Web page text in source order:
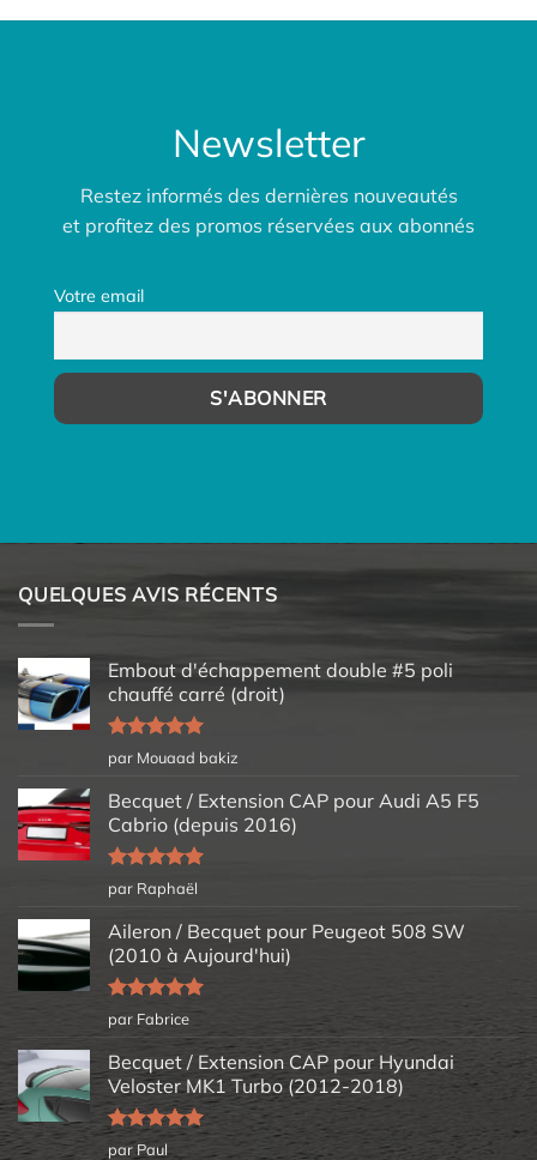
Newsletter
Restez informés des dernières nouveautés
et profitez des promos réservées aux abonnés
Votre email
QUELQUES AVIS RÉCENTS
Embout d'échappement double #5 poli
chauffé carré (droit)
Note5sur
5
par Mouaad bakiz
Becquet / Extension CAP pour Audi A5 F5
Cabrio (depuis 2016)
Note5sur
5
par Raphaël
Aileron / Becquet pour Peugeot 508 SW
(2010 à Aujourd'hui)
Note5sur
5
par Fabrice
Becquet / Extension CAP pour Hyundai
Veloster MK1 Turbo (2012-2018)
Note5sur
par Paul